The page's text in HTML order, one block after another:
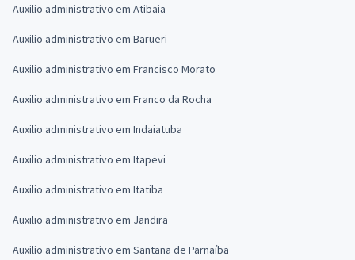
Auxilio administrativo em Atibaia
Auxilio administrativo em Barueri
Auxilio administrativo em Francisco Morato
Auxilio administrativo em Franco da Rocha
Auxilio administrativo em Indaiatuba
Auxilio administrativo em Itapevi
Auxilio administrativo em Itatiba
Auxilio administrativo em Jandira
Auxilio administrativo em Santana de Parnaíba